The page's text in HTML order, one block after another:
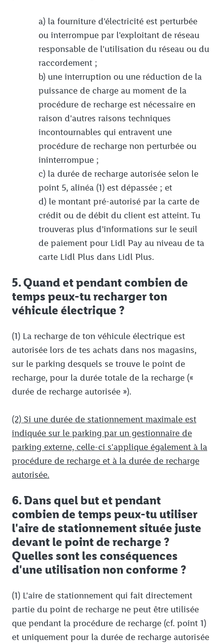
a) la fourniture d'électricité est perturbée
ou interrompue par l'exploitant de réseau
responsable de l'utilisation du réseau ou du
raccordement ;
b) une interruption ou une réduction de la
puissance de charge au moment de la
procédure de recharge est nécessaire en
raison d'autres raisons techniques
incontournables qui entravent une
procédure de recharge non perturbée ou
ininterrompue ;
c) la durée de recharge autorisée selon le
point 5, alinéa (1) est dépassée ; et
d) le montant pré-autorisé par la carte de
crédit ou de débit du client est atteint. Tu
trouveras plus d’informations sur le seuil
de paiement pour Lidl Pay au niveau de ta
carte Lidl Plus dans Lidl Plus.
5. Quand et pendant combien de
temps peux-tu recharger ton
véhicule électrique ?
(1) La recharge de ton véhicule électrique est
autorisée lors de tes achats dans nos magasins,
sur le parking desquels se trouve le point de
recharge, pour la durée totale de la recharge («
durée de recharge autorisée »).
(2) Si une durée de stationnement maximale est
indiquée sur le parking par un gestionnaire de
parking externe, celle-ci s'applique également à la
procédure de recharge et à la durée de recharge
autorisée.
6. Dans quel but et pendant
combien de temps peux-tu utiliser
l'aire de stationnement située juste
devant le point de recharge ?
Quelles sont les conséquences
d'une utilisation non conforme ?
(1) L'aire de stationnement qui fait directement
partie du point de recharge ne peut être utilisée
que pendant la procédure de recharge (cf. point 1)
et uniquement pour la durée de recharge autorisée